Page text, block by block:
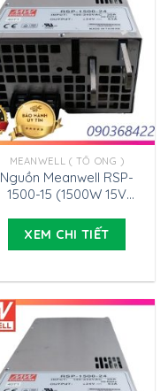
MEANWELL ( TỔ ONG )
Nguồn Meanwell RSP-
1500-15 (1500W 15V
XEM CHI TIẾT